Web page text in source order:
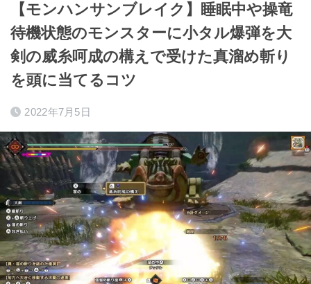
【モンハンサンブレイク】睡眠中や操竜
待機状態のモンスターに小タル爆弾を大
剣の威糸呵成の構えで受けた真溜め斬り
を頭に当てるコツ
2022年7月5日